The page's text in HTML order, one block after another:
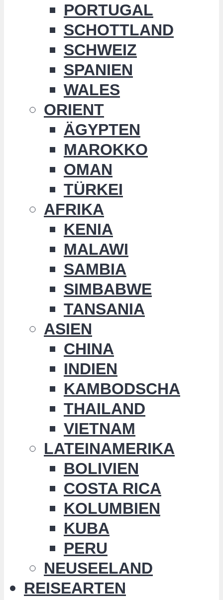
PORTUGAL
SCHOTTLAND
SCHWEIZ
SPANIEN
WALES
ORIENT
ÄGYPTEN
MAROKKO
OMAN
TÜRKEI
AFRIKA
KENIA
MALAWI
SAMBIA
SIMBABWE
TANSANIA
ASIEN
CHINA
INDIEN
KAMBODSCHA
THAILAND
VIETNAM
LATEINAMERIKA
BOLIVIEN
COSTA RICA
KOLUMBIEN
KUBA
PERU
NEUSEELAND
REISEARTEN